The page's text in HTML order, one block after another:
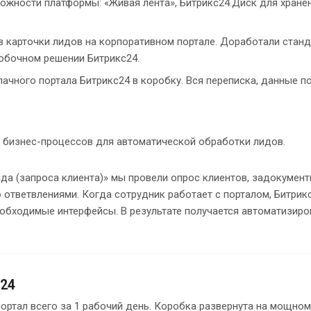
платформы: «Живая лента», Битрикс24.Диск для
лидов на корпоративном портале. Доработали
решении Битрикс24.
портала Битрикс24 в коробку. Вся переписка, данные
процессов для автоматической обработки лидов.
(запроса клиента)» мы провели опрос клиентов,
Когда сотрудник работает с порталом,
интерфейсы. В результате получается
всего за 1 рабочий день. Коробка развернута на